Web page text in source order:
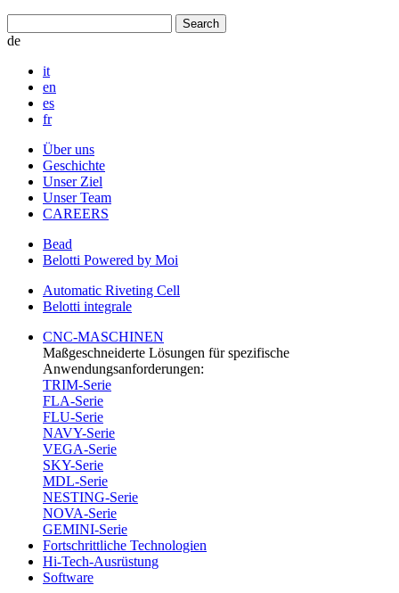
de
it
en
es
fr
Über uns
Geschichte
Unser Ziel
Unser Team
CAREERS
Bead
Belotti Powered by Moi
Automatic Riveting Cell
Belotti integrale
CNC-MASCHINEN
Maßgeschneiderte Lösungen für spezifische
Anwendungsanforderungen:
TRIM-Serie
FLA-Serie
FLU-Serie
NAVY-Serie
VEGA-Serie
SKY-Serie
MDL-Serie
NESTING-Serie
NOVA-Serie
GEMINI-Serie
Fortschrittliche Technologien
Hi-Tech-Ausrüstung
Software